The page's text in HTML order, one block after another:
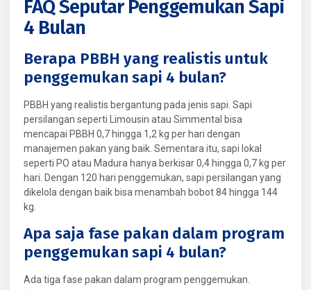
FAQ Seputar Penggemukan Sapi
4 Bulan
Berapa PBBH yang realistis untuk
penggemukan sapi 4 bulan?
PBBH yang realistis bergantung pada jenis sapi. Sapi
persilangan seperti Limousin atau Simmental bisa
mencapai PBBH 0,7 hingga 1,2 kg per hari dengan
manajemen pakan yang baik. Sementara itu, sapi lokal
seperti PO atau Madura hanya berkisar 0,4 hingga 0,7 kg per
hari. Dengan 120 hari penggemukan, sapi persilangan yang
dikelola dengan baik bisa menambah bobot 84 hingga 144
kg.
Apa saja fase pakan dalam program
penggemukan sapi 4 bulan?
Ada tiga fase pakan dalam program penggemukan.